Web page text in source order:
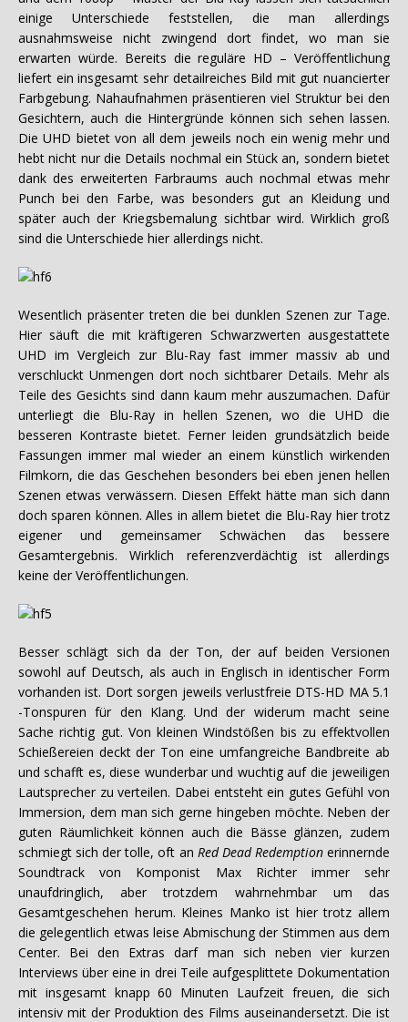
einige Unterschiede feststellen, die man allerdings
ausnahmsweise nicht zwingend dort findet, wo man sie
erwarten würde. Bereits die reguläre HD – Veröffentlichung
liefert ein insgesamt sehr detailreiches Bild mit gut nuancierter
Farbgebung. Nahaufnahmen präsentieren viel Struktur bei den
Gesichtern, auch die Hintergründe können sich sehen lassen.
Die UHD bietet von all dem jeweils noch ein wenig mehr und
hebt nicht nur die Details nochmal ein Stück an, sondern bietet
dank des erweiterten Farbraums auch nochmal etwas mehr
Punch bei den Farbe, was besonders gut an Kleidung und
später auch der Kriegsbemalung sichtbar wird. Wirklich groß
sind die Unterschiede hier allerdings nicht.
Wesentlich präsenter treten die bei dunklen Szenen zur Tage.
Hier säuft die mit kräftigeren Schwarzwerten ausgestattete
UHD im Vergleich zur Blu-Ray fast immer massiv ab und
verschluckt Unmengen dort noch sichtbarer Details. Mehr als
Teile des Gesichts sind dann kaum mehr auszumachen. Dafür
unterliegt die Blu-Ray in hellen Szenen, wo die UHD die
besseren Kontraste bietet. Ferner leiden grundsätzlich beide
Fassungen immer mal wieder an einem künstlich wirkenden
Filmkorn, die das Geschehen besonders bei eben jenen hellen
Szenen etwas verwässern. Diesen Effekt hätte man sich dann
doch sparen können. Alles in allem bietet die Blu-Ray hier trotz
eigener und gemeinsamer Schwächen das bessere
Gesamtergebnis. Wirklich referenzverdächtig ist allerdings
keine der Veröffentlichungen.
Besser schlägt sich da der Ton, der auf beiden Versionen
sowohl auf Deutsch, als auch in Englisch in identischer Form
vorhanden ist. Dort sorgen jeweils verlustfreie DTS-HD MA 5.1
-Tonspuren für den Klang. Und der widerum macht seine
Sache richtig gut. Von kleinen Windstößen bis zu effektvollen
Schießereien deckt der Ton eine umfangreiche Bandbreite ab
und schafft es, diese wunderbar und wuchtig auf die jeweiligen
Lautsprecher zu verteilen. Dabei entsteht ein gutes Gefühl von
Immersion, dem man sich gerne hingeben möchte. Neben der
guten Räumlichkeit können auch die Bässe glänzen, zudem
schmiegt sich der tolle, oft an Red Dead Redemptionerinnernde
Soundtrack von Komponist Max Richter immer sehr
unaufdringlich, aber trotzdem wahrnehmbar um das
Gesamtgeschehen herum. Kleines Manko ist hier trotz allem
die gelegentlich etwas leise Abmischung der Stimmen aus dem
Center. Bei den Extras darf man sich neben vier kurzen
Interviews über eine in drei Teile aufgesplittete Dokumentation
mit insgesamt knapp 60 Minuten Laufzeit freuen, die sich
intensiv mit der Produktion des Films auseinandersetzt. Die ist